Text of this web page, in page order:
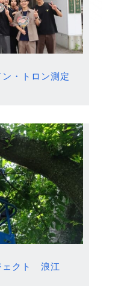
・トロン測定
ェクト 浪江